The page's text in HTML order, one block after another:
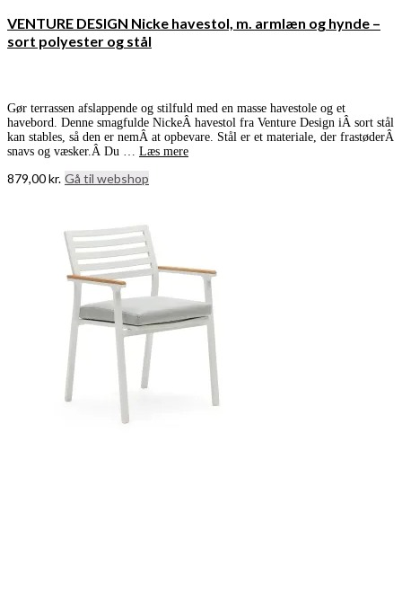
VENTURE DESIGN Nicke havestol, m. armlæn og hynde –
sort polyester og stål
Gør terrassen afslappende og stilfuld med en masse havestole og et
havebord. Denne smagfulde NickeÂ havestol fra Venture Design iÂ sort stål
kan stables, så den er nemÂ at opbevare. Stål er et materiale, der frastøderÂ
snavs og væsker.Â Du … Læs mere
879,00kr. Gå til webshop